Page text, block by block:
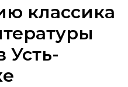
классика
Усть-